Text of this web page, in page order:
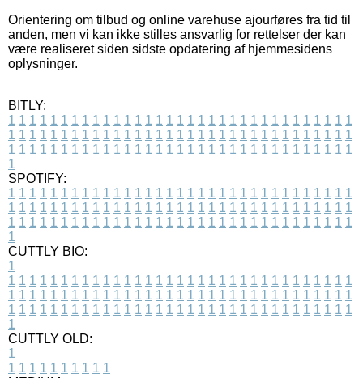
Orientering om tilbud og online varehuse ajourføres fra tid til
anden, men vi kan ikke stilles ansvarlig for rettelser der kan
være realiseret siden sidste opdatering af hjemmesidens
oplysninger.
BITLY:
1 1 1 1 1 1 1 1 1 1 1 1 1 1 1 1 1 1 1 1 1 1 1 1 1 1 1 1 1 1 1 1 1
1 1 1 1 1 1 1 1 1 1 1 1 1 1 1 1 1 1 1 1 1 1 1 1 1 1 1 1 1 1 1 1 1
1 1 1 1 1 1 1 1 1 1 1 1 1 1 1 1 1 1 1 1 1 1 1 1 1 1 1 1 1 1 1 1 1
1
SPOTIFY:
1 1 1 1 1 1 1 1 1 1 1 1 1 1 1 1 1 1 1 1 1 1 1 1 1 1 1 1 1 1 1 1 1
1 1 1 1 1 1 1 1 1 1 1 1 1 1 1 1 1 1 1 1 1 1 1 1 1 1 1 1 1 1 1 1 1
1 1 1 1 1 1 1 1 1 1 1 1 1 1 1 1 1 1 1 1 1 1 1 1 1 1 1 1 1 1 1 1 1
1
CUTTLY BIO:
1
1 1 1 1 1 1 1 1 1 1 1 1 1 1 1 1 1 1 1 1 1 1 1 1 1 1 1 1 1 1 1 1 1
1 1 1 1 1 1 1 1 1 1 1 1 1 1 1 1 1 1 1 1 1 1 1 1 1 1 1 1 1 1 1 1 1
1 1 1 1 1 1 1 1 1 1 1 1 1 1 1 1 1 1 1 1 1 1 1 1 1 1 1 1 1 1 1 1 1
1
CUTTLY OLD:
1
1 1 1 1 1 1 1 1 1 1